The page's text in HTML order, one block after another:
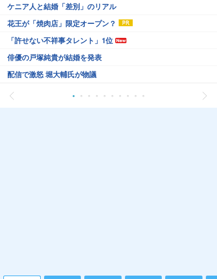
ケニア人と結婚「差別」のリアル
花王が「焼肉店」限定オープン？
「許せない不祥事タレント」1位
俳優の戸塚純貴が結婚を発表
配信で激怒 堀大輔氏が物議